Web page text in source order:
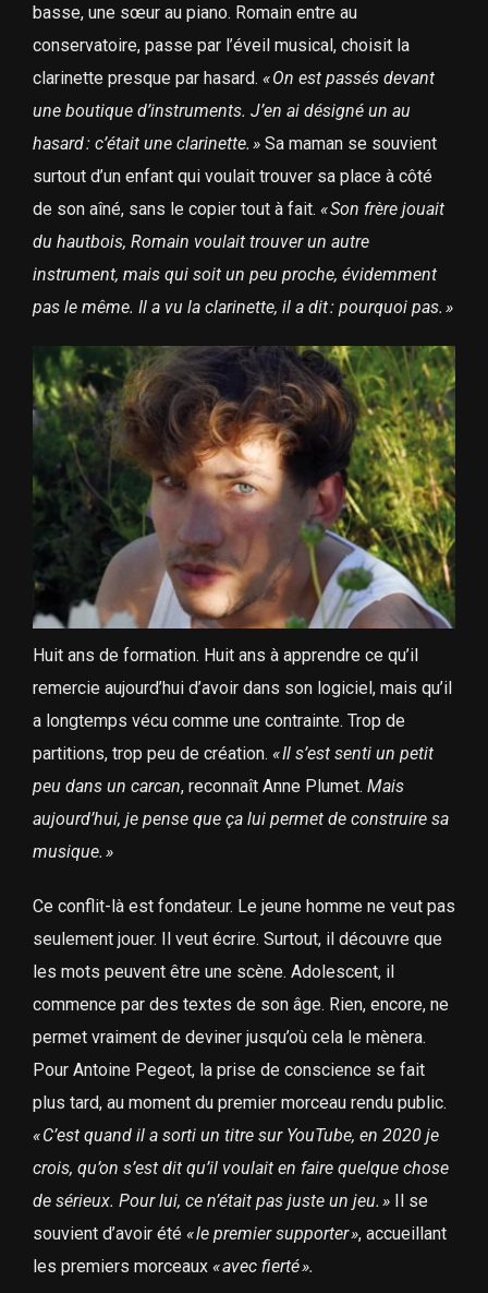
basse, une sœur au piano. Romain entre au
conservatoire, passe par l’éveil musical, choisit la
clarinette presque par hasard. «On est passés devant
une boutique d’instruments. J’en ai désigné un au
hasard: c’était une clarinette. »Sa maman se souvient
surtout d’un enfant qui voulait trouver sa place à côté
de son aîné, sans le copier tout à fait. «Son frère jouait
du hautbois, Romain voulait trouver un autre
instrument, mais qui soit un peu proche, évidemment
pas le même. Il a vu la clarinette, il a dit: pourquoi pas. »
Huit ans de formation. Huit ans à apprendre ce qu’il
remercie aujourd’hui d’avoir dans son logiciel, mais qu’il
a longtemps vécu comme une contrainte. Trop de
partitions, trop peu de création. «Il s’est senti un petit
peu dans un carcan, reconnaît Anne Plumet. Mais
aujourd’hui, je pense que ça lui permet de construire sa
musique. »
Ce conflit-là est fondateur. Le jeune homme ne veut pas
seulement jouer. Il veut écrire. Surtout, il découvre que
les mots peuvent être une scène. Adolescent, il
commence par des textes de son âge. Rien, encore, ne
permet vraiment de deviner jusqu’où cela le mènera.
Pour Antoine Pegeot, la prise de conscience se fait
plus tard, au moment du premier morceau rendu public.
«C’est quand il a sorti un titre sur YouTube, en 2020 je
crois, qu’on s’est dit qu’il voulait en faire quelque chose
de sérieux. Pour lui, ce n’était pas juste un jeu. » Il se
souvient d’avoir été «le premier supporter», accueillant
les premiers morceaux «avec fierté».